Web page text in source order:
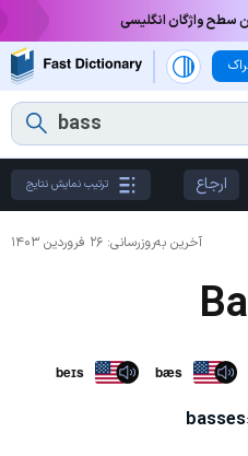
سطح واژگان انگلیسی
ارجاع ترتیب نمایش نتایج
آخرین به‌روزرسانی: ۲۶ فروردین ۱۴۰۳
beɪs bæs
basses